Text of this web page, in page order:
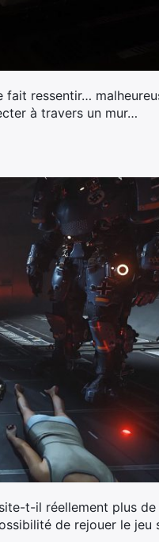
ressentir…
à travers un mur…
t-il réellement plus
de rejouer le jeu